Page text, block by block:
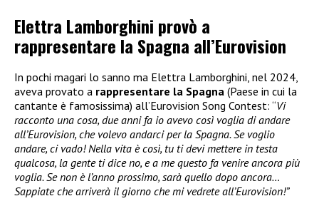
Elettra Lamborghini provò a
rappresentare la Spagna all’Eurovision
In pochi magari lo sanno ma Elettra Lamborghini, nel 2024,
aveva provato a rappresentare la Spagna (Paese in cui la
cantante è famosissima) all’Eurovision Song Contest: “Vi
racconto una cosa, due anni fa io avevo così voglia di andare
all’Eurovision, che volevo andarci per la Spagna. Se voglio
andare, ci vado! Nella vita è così, tu ti devi mettere in testa
qualcosa, la gente ti dice no, e a me questo fa venire ancora più
voglia. Se non è l’anno prossimo, sarà quello dopo ancora…
Sappiate che arriverà il giorno che mi vedrete all’Eurovision!”